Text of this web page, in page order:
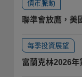
債市脈動
聯準會放鷹，美
每季投資展望
富蘭克林2026